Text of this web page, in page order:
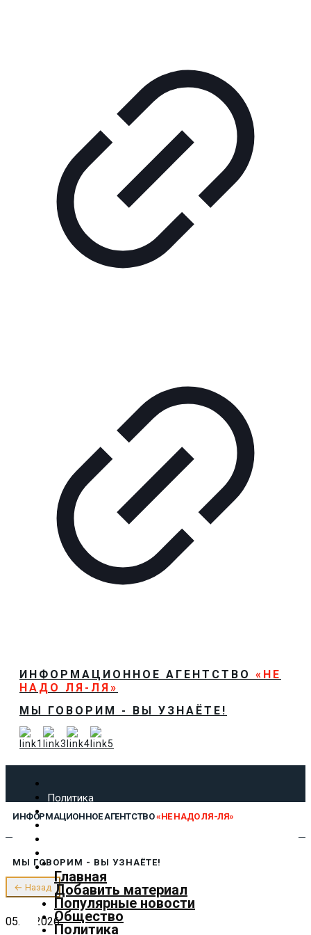
ИНФОРМАЦИОННОЕ АГЕНТСТВО «НЕ
НАДО ЛЯ-ЛЯ»
МЫ ГОВОРИМ - ВЫ УЗНАЁТЕ!
Политика
Экономика
Культура
Предложить новость
О нас
ИНФОРМАЦИОННОЕ АГЕНТСТВО«НЕ НАДО ЛЯ-ЛЯ»
Главная
Добавить материал
Популярные новости
Общество
Политика
МЫ ГОВОРИМ - ВЫ УЗНАЁТЕ!
← Назад
05.06.2026